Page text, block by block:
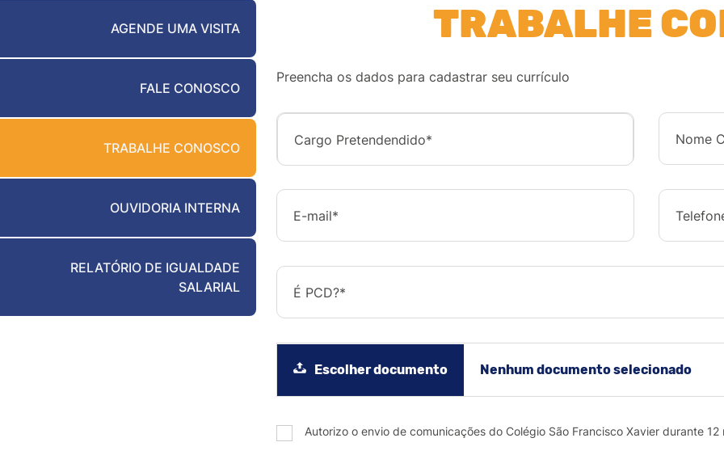
AGENDE UMA VISITA
FALE CONOSCO
TRABALHE CONOSCO
OUVIDORIA INTERNA
RELATÓRIO DE IGUALDADE
SALARIAL
TRABALHE
Preencha os dados para cadastrar seu currículo
É PCD?*
Escolher documento Nenhum documento selecionado
Autorizo o envio de comunicações do Colégio São Francisco Xavier durante 12